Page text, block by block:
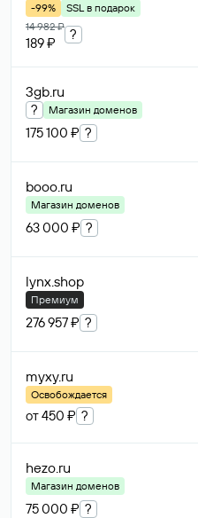
-99%
SSL в подарок
14 982 ₽
189 ₽
?
3gb.ru
? Магазин доменов
175 100 ₽ ?
booo.ru
Магазин доменов
63 000 ₽ ?
lynx.shop
Премиум
276 957 ₽ ?
myxy.ru
Освобождается
от 450 ₽ ?
hezo.ru
Магазин доменов
75 000 ₽ ?